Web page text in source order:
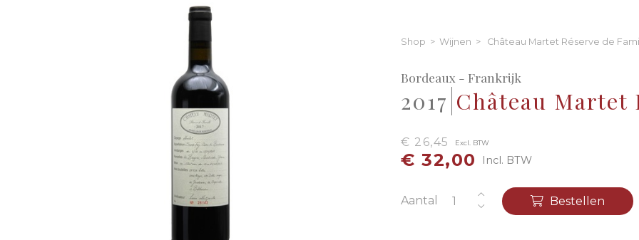
Shop > Wijnen > Château Martet Réserve de
Bordeaux - Frankrijk
2017 Château Martet
€ 26,45 Excl. BTW
€ 32,00 Incl. BTW
Aantal Bestellen